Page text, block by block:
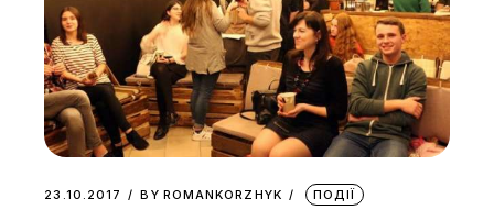
23.10.2017 BY ROMANKORZHYK ПОДІЇ